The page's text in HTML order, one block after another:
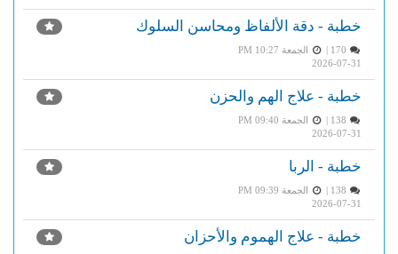
خطبة - دقة الألفاظ ومحاسن السلوك
الجمعة PM 10:27
2026-07-31
خطبة - علاج الهم والحزن
الجمعة PM 09:40
2026-07-31
خطبة - الربا
الجمعة PM 09:39
2026-07-31
خطبة - علاج الهموم والأحزان